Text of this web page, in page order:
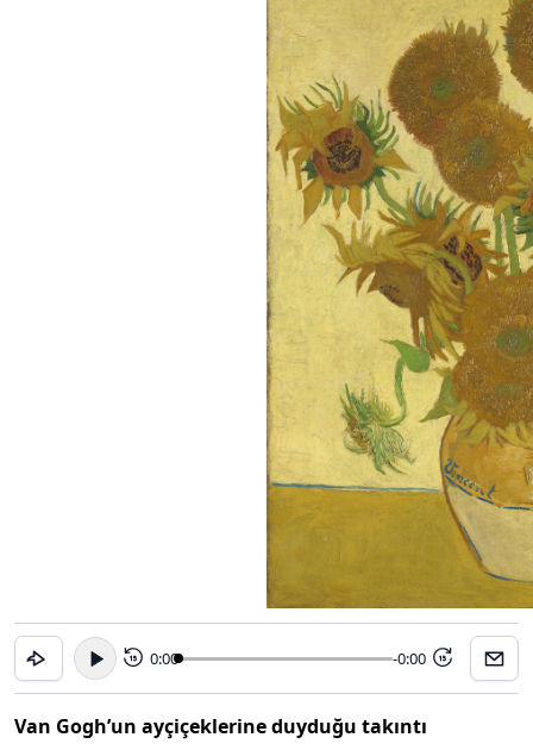
15 0:00 -0:00 15
Van Gogh’un ayçiçeklerine duyduğu takıntı